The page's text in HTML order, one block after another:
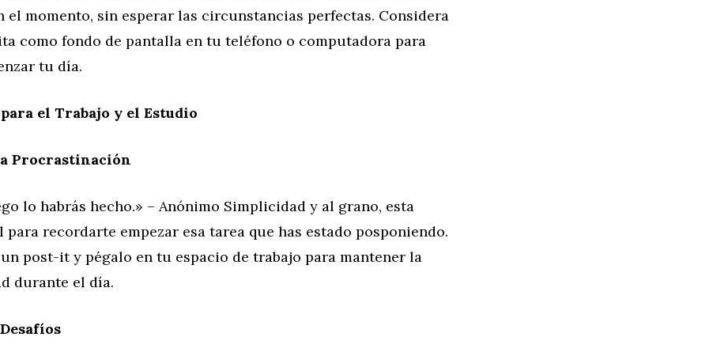
el momento, sin esperar las circunstancias perfectas. Considera
como fondo de pantalla en tu teléfono o computadora para
tu día.
el Trabajo y el Estudio
Procrastinación
lo habrás hecho.» – Anónimo Simplicidad y al grano, esta
para recordarte empezar esa tarea que has estado posponiendo.
post-it y pégalo en tu espacio de trabajo para mantener la
durante el día.